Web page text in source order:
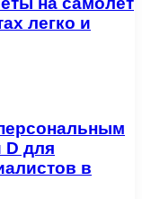
легко и
для
в